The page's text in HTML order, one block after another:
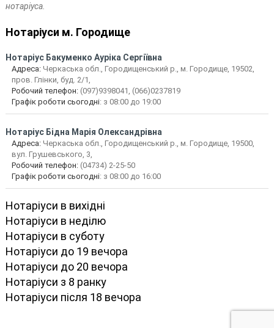
нотаріуса.
Нотаріуси м. Городище
Нотаріус Бакуменко Ауріка Сергіївна
Адреса:Черкаська обл., Городищенський р., м. Городище, 19502,
пров. Глінки, буд. 2/1,
Робочий телефон:(097)9398041, (066)0237819
Графік роботи сьогодні: з 08:00 до 19:00
Нотаріус Бідна Марія Олександрівна
Адреса:Черкаська обл., Городищенський р., м. Городище, 19500,
вул. Грушевського, 3,
Робочий телефон:(04734) 2-25-50
Графік роботи сьогодні: з 08:00 до 16:00
Нотаріуси в вихідні
Нотаріуси в неділю
Нотаріуси в суботу
Нотаріуси до 19 вечора
Нотаріуси до 20 вечора
Нотаріуси з 8 ранку
Нотаріуси після 18 вечора